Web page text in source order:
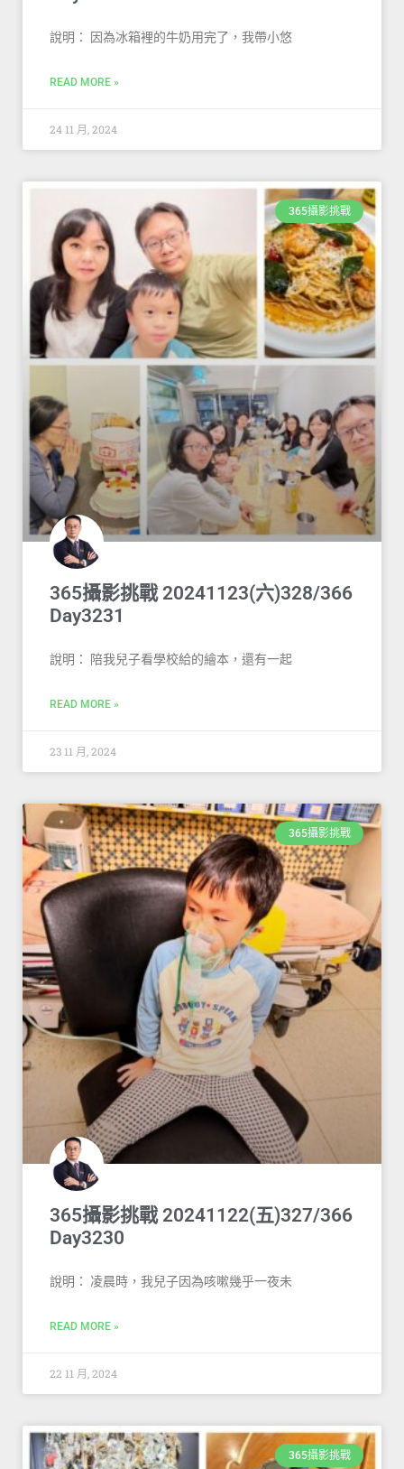
說明： 因為冰箱裡的牛奶用完了，我帶小悠
READ MORE »
24 11 月, 2024
365攝影挑戰
365攝影挑戰 20241123(六)328/366
Day3231
說明： 陪我兒子看學校給的繪本，還有一起
READ MORE »
23 11 月, 2024
365攝影挑戰
365攝影挑戰 20241122(五)327/366
Day3230
說明： 凌晨時，我兒子因為咳嗽幾乎一夜未
READ MORE »
22 11 月, 2024
365攝影挑戰